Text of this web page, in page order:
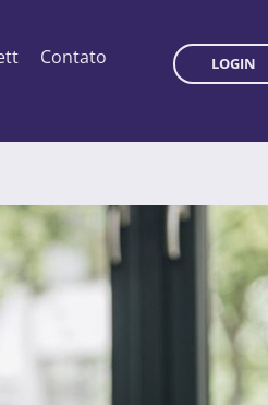
Contato LOGIN